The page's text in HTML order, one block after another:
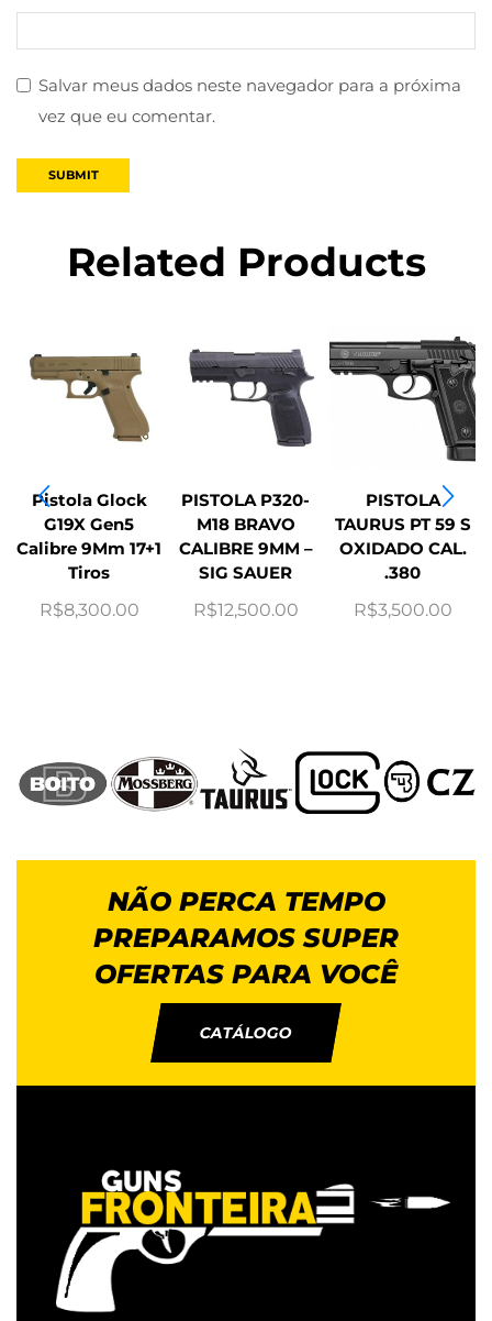
Salvar meus dados neste navegador para a próxima
vez que eu comentar.
Related Products
Pistola Glock
G19X Gen5
Calibre 9Mm 17+1
Tiros
R$8,300.00
PISTOLA P320-
M18 BRAVO
CALIBRE 9MM –
SIG SAUER
R$12,500.00
PISTOLA
TAURUS PT 59 S
OXIDADO CAL.
.380
R$3,500.00
NÃO PERCA TEMPO
PREPARAMOS SUPER
OFERTAS PARA VOCÊ
CATÁLOGO